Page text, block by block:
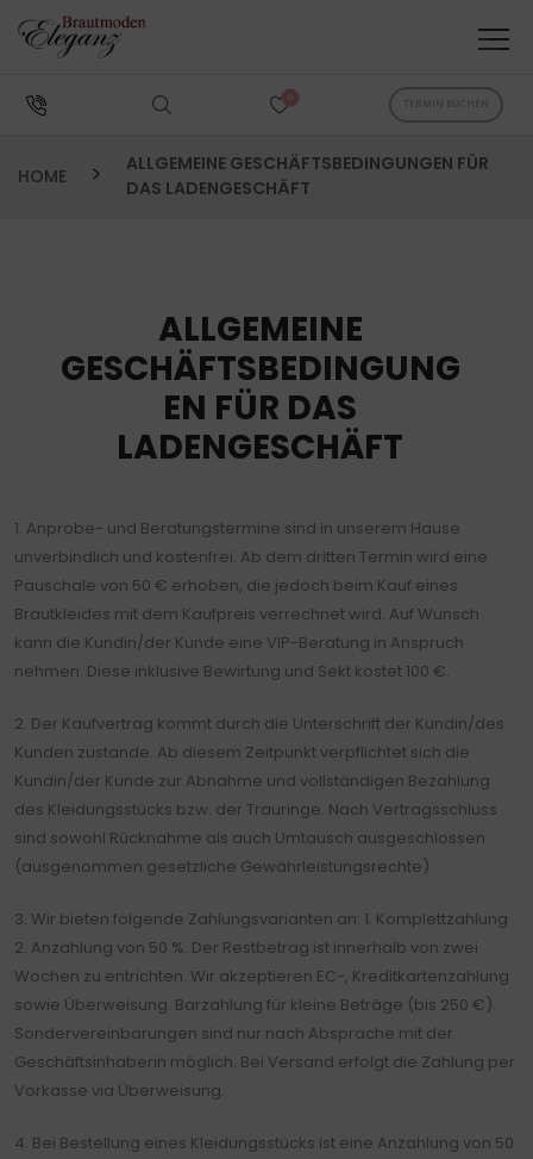
0
TERMIN BUCHEN
HOME
ALLGEMEINE GESCHÄFTSBEDINGUNGEN FÜR
DAS LADENGESCHÄFT
ALLGEMEINE
GESCHÄFTSBEDINGUNG
EN FÜR DAS
LADENGESCHÄFT
1. Anprobe- und Beratungstermine sind in unserem Hause
unverbindlich und kostenfrei. Ab dem dritten Termin wird eine
Pauschale von 50 € erhoben, die jedoch beim Kauf eines
Brautkleides mit dem Kaufpreis verrechnet wird. Auf Wunsch
kann die Kundin/der Kunde eine VIP-Beratung in Anspruch
nehmen. Diese inklusive Bewirtung und Sekt kostet 100 €.
2. Der Kaufvertrag kommt durch die Unterschrift der Kundin/des
Kunden zustande. Ab diesem Zeitpunkt verpflichtet sich die
Kundin/der Kunde zur Abnahme und vollständigen Bezahlung
des Kleidungsstücks bzw. der Trauringe. Nach Vertragsschluss
sind sowohl Rücknahme als auch Umtausch ausgeschlossen
(ausgenommen gesetzliche Gewährleistungsrechte).
3. Wir bieten folgende Zahlungsvarianten an: 1. Komplettzahlung
2. Anzahlung von 50 %. Der Restbetrag ist innerhalb von zwei
Wochen zu entrichten. Wir akzeptieren EC-, Kreditkartenzahlung
sowie Überweisung. Barzahlung für kleine Beträge (bis 250 €).
Sondervereinbarungen sind nur nach Absprache mit der
Geschäftsinhaberin möglich. Bei Versand erfolgt die Zahlung per
Vorkasse via Überweisung.
4. Bei Bestellung eines Kleidungsstücks ist eine Anzahlung von 50